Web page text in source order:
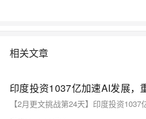
相关文章